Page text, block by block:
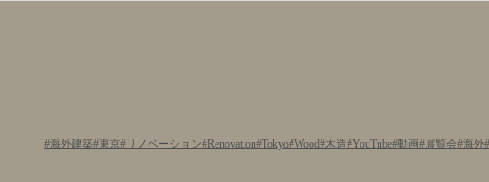
海外建築 東京 リノベーション Renovation Tokyo Wood 木造 YouTube 動画 展覧会 海外